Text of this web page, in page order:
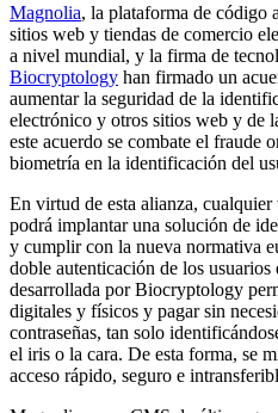
Magnolia, la plataforma de código
sitios web y tiendas de comercio
a nivel mundial, y la firma de
Biocryptology han firmado un
aumentar la seguridad de la
electrónico y otros sitios web y de
este acuerdo se combate el fraude
biometría en la identificación del
En virtud de esta alianza,
podrá implantar una solución de
y cumplir con la nueva normativa
doble autenticación de los
desarrollada por Biocryptology
digitales y físicos y pagar sin
contraseñas, tan solo
el iris o la cara. De esta forma, se
acceso rápido, seguro e